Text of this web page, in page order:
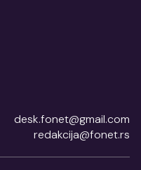
desk.fonet@gmail.com
redakcija@fonet.rs